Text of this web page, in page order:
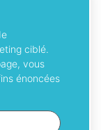
ciblé.
vous
énoncées